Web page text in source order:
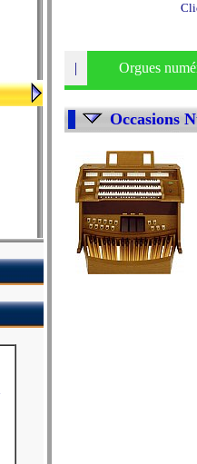
| Orgues
Occasions